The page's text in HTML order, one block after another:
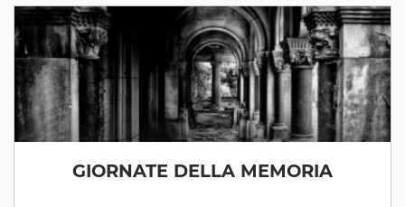
GIORNATE DELLA MEMORIA